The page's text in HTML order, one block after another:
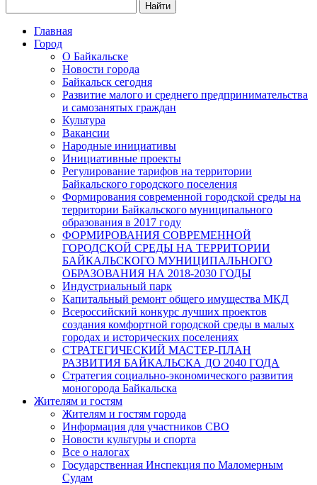
Найти
Главная
Город
О Байкальске
Новости города
Байкальск сегодня
Развитие малого и среднего предпринимательства
и самозанятых граждан
Культура
Вакансии
Народные инициативы
Инициативные проекты
Регулирование тарифов на территории
Байкальского городского поселения
Формирования современной городской среды на
территории Байкальского муниципального
образования в 2017 году
ФОРМИРОВАНИЯ СОВРЕМЕННОЙ
ГОРОДСКОЙ СРЕДЫ НА ТЕРРИТОРИИ
БАЙКАЛЬСКОГО МУНИЦИПАЛЬНОГО
ОБРАЗОВАНИЯ НА 2018-2030 ГОДЫ
Индустриальный парк
Капитальный ремонт общего имущества МКД
Всероссийский конкурс лучших проектов
создания комфортной городской среды в малых
городах и исторических поселениях
СТРАТЕГИЧЕСКИЙ МАСТЕР-ПЛАН
РАЗВИТИЯ БАЙКАЛЬСКА ДО 2040 ГОДА
Стратегия социально-экономического развития
моногорода Байкальска
Жителям и гостям
Жителям и гостям города
Информация для участников СВО
Новости культуры и спорта
Все о налогах
Государственная Инспекция по Маломерным
Судам